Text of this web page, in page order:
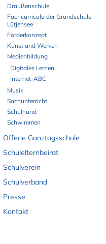
Draußenschule
Fachcurricula der Grundschule
Lütjensee
Förderkonzept
Kunst und Werken
Medienbildung
Digitales Lernen
Internet-ABC
Musik
Sachunterricht
Schulhund
Schwimmen
Offene Ganztagsschule
Schulelternbeirat
Schulverein
Schulverband
Presse
Kontakt